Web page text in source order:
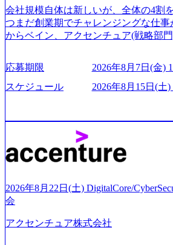
合、後日面接や面談のお時間をいた
● 面接、条件面談それぞれ最大1時間
実施前日までに日程およびURLを共有
・面接および条件面談ともに、どの時
ますと幸いです ※1day選考会のご参加
GAB試験を受検いただきます(受験期
の3日前まで)。 ※ただし、30代以上の
験3年以上の方はGAB受検免除、書類
通過後に、GAB試験に合格している
ご案内をさせていただきます。 急速
既存事業では成長戦略を描く事が困難
サポートするため、新規事業立案や既
たします。 (1)既存または新規大手事
「経営戦略」等のコンサルティング支
イアントは各業界上位5社をターゲッ
スから「新規事業戦略」「既存事業の
会社規模自体は新しいが、全体の4割
つまだ創業期でチャレンジングな仕事
からベイン、アクセンチュア(戦略部
が続々ジョインするピュアな戦略を伸
事業会社機能へ携われる可能性※SaaS
生、メディアなど リモート比率99%、
業、通信業界に強みがあり、ヘルスケ
く予定 インセンティブ支給という他
ール制を敷く、柔軟な組織 2026年8月
始～ 2026年8月7日(金) 16:00 ※枠が限
ご応募いただいてもご対応できない可
ご応募者様については、1dayではな
とさせていただきます ● 面接(1次・最
てご連絡させていただきます。 ● 一日
応募期限
2026年8月7日(金)
スケジュール
2026年8月15日(土
2026年8月22日(土) DigitalCore/
会
アクセンチュア株式会社